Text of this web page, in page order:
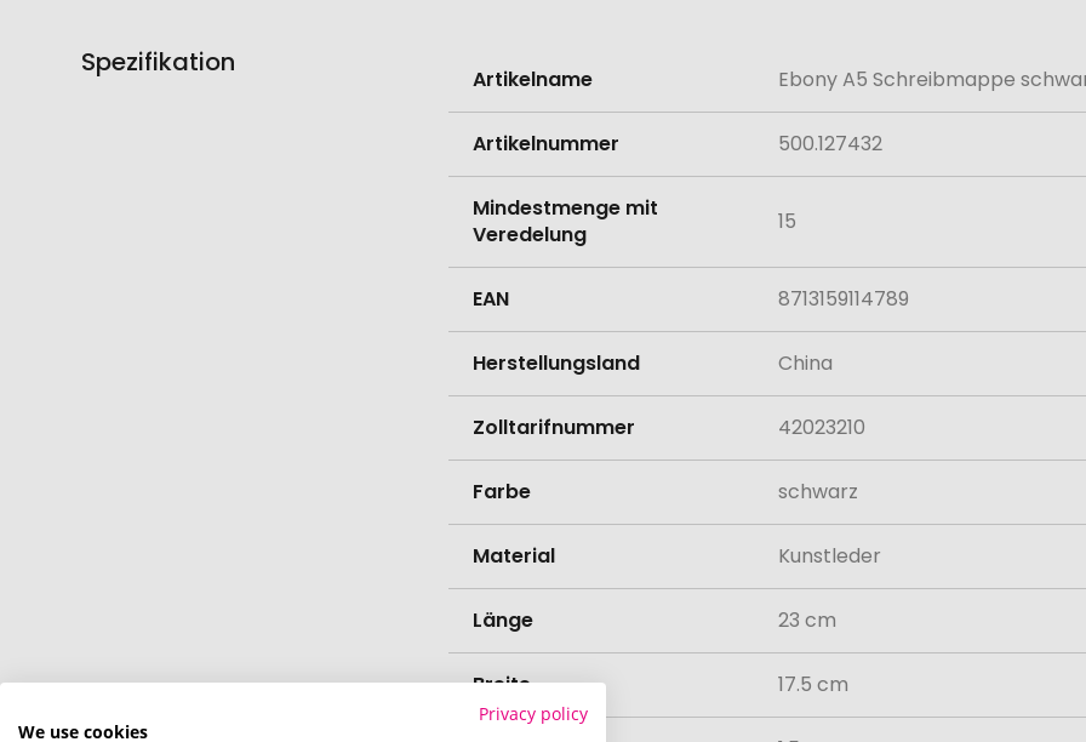
Spezifikation
Informationen
Artikelname Ebony A5 Schreibmappe
Artikelnummer 500.127432
Mindestmenge mit
Veredelung
15
EAN 8713159114789
Herstellungsland China
Zolltarifnummer 42023210
Farbe schwarz
Material Kunstleder
Länge 23 cm
Breite 17.5 cm
Privacy policy
We use cookies